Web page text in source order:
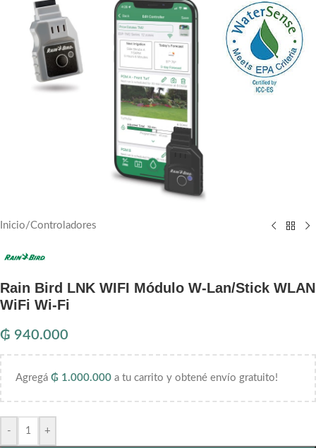
Inicio/Controladores
Rain Bird LNK WIFI Módulo W-Lan/Stick WLAN
WiFi Wi-Fi
₲ 940.000
Agregá ₲ 1.000.000 a tu carrito y obtené envío gratuito!
- +